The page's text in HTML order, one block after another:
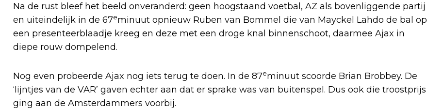
Na de rust bleef het beeld onveranderd: geen hoogstaand voetbal, AZ als bovenliggende partij
en uiteindelijk in de 67eminuut opnieuw Ruben van Bommel die van Mayckel Lahdo de bal op
een presenteerblaadje kreeg en deze met een droge knal binnenschoot, daarmee Ajax in
diepe rouw dompelend.
Nog even probeerde Ajax nog iets terug te doen. In de 87eminuut scoorde Brian Brobbey. De
‘lijntjes van de VAR’ gaven echter aan dat er sprake was van buitenspel. Dus ook die troostprijs
ging aan de Amsterdammers voorbij.